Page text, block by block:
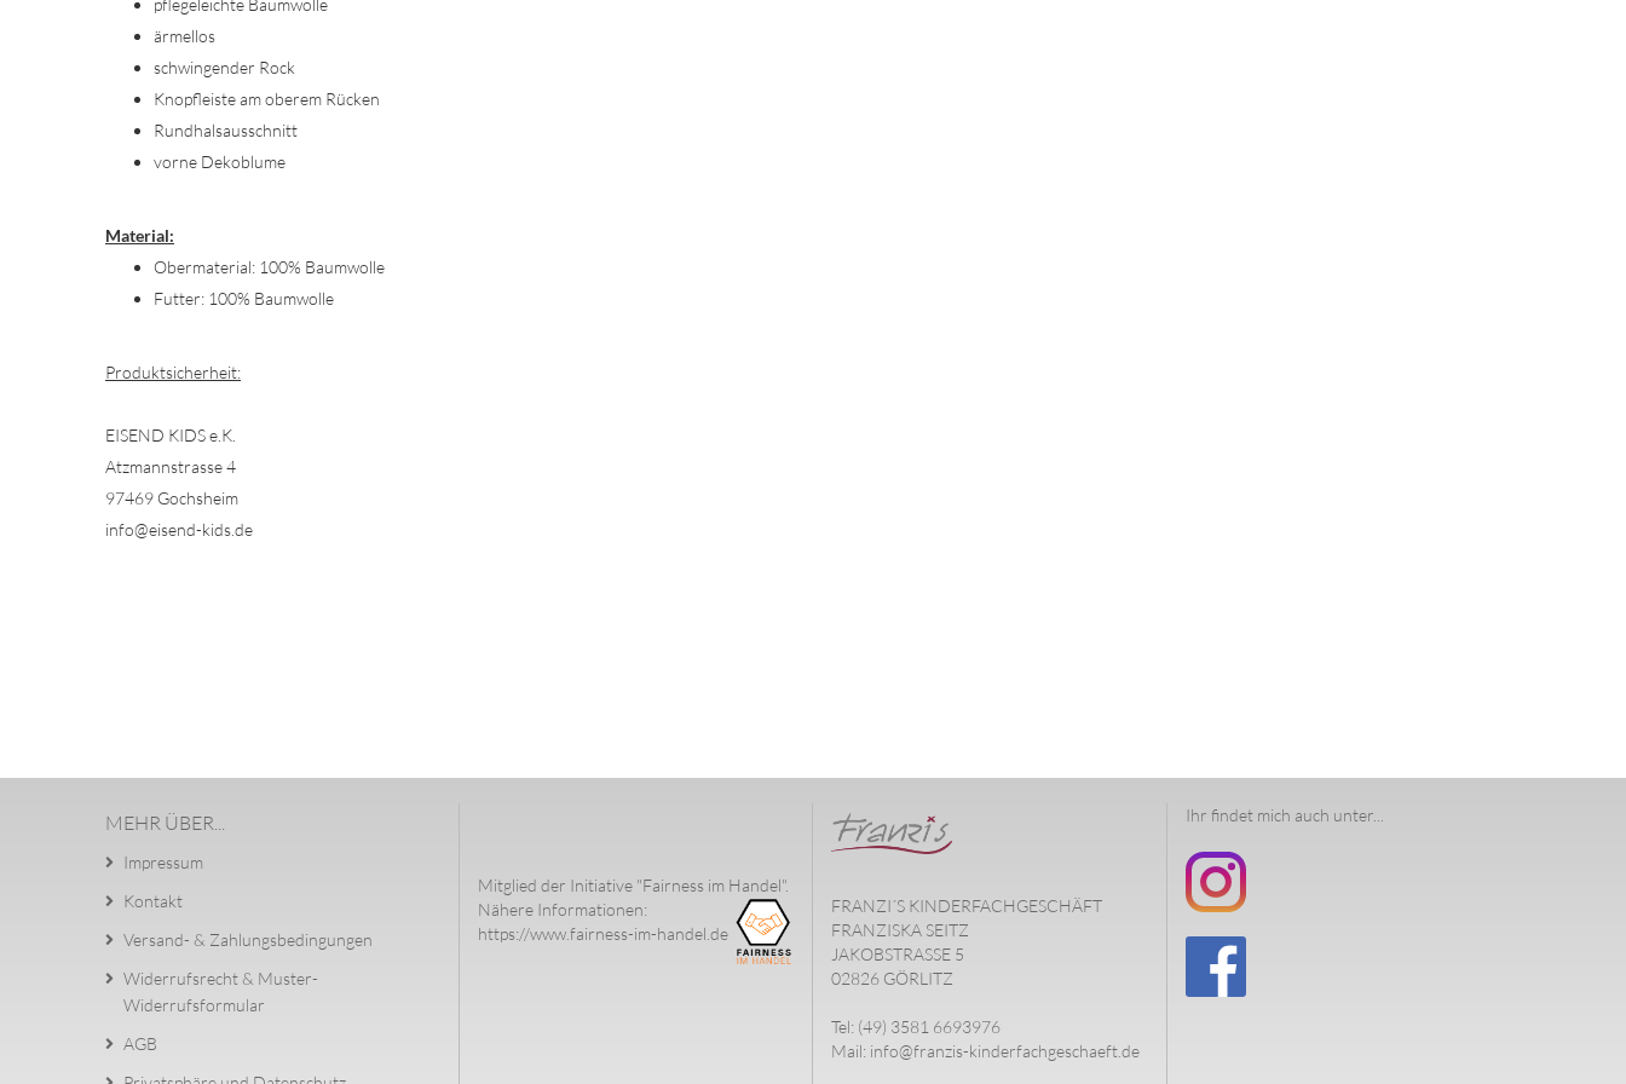
pflegeleichte Baumwolle
ärmellos
schwingender Rock
Knopfleiste am oberem Rücken
Rundhalsausschnitt
vorne Dekoblume
Material:
Obermaterial: 100% Baumwolle
Futter: 100% Baumwolle
Produktsicherheit:
EISEND KIDS e.K.
Atzmannstrasse 4
97469 Gochsheim
info@eisend-kids.de
MEHR ÜBER...
Impressum
Kontakt
Versand- & Zahlungsbedingungen
Widerrufsrecht & Muster-
Widerrufsformular
AGB
Mitglied der Initiative "Fairness im Handel".
Nähere Informationen:
https://www.fairness-im-handel.de
FRANZI´S KINDERFACHGESCHÄFT
FRANZISKA SEITZ
JAKOBSTRASSE 5
02826 GÖRLITZ
Tel: (49) 3581 6693976
Mail: info@franzis-kinderfachgeschaeft.de
Ihr findet mich auch unter...